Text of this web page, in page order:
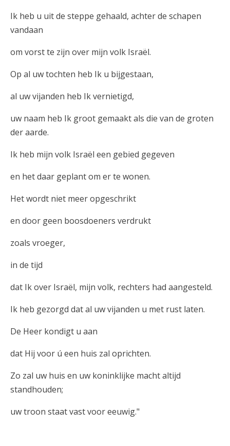
Ik heb u uit de steppe gehaald, achter de schapen
vandaan
om vorst te zijn over mijn volk Israël.
Op al uw tochten heb Ik u bijgestaan,
al uw vijanden heb Ik vernietigd,
uw naam heb Ik groot gemaakt als die van de groten
der aarde.
Ik heb mijn volk Israël een gebied gegeven
en het daar geplant om er te wonen.
Het wordt niet meer opgeschrikt
en door geen boosdoeners verdrukt
zoals vroeger,
in de tijd
dat Ik over Israël, mijn volk, rechters had aangesteld.
Ik heb gezorgd dat al uw vijanden u met rust laten.
De Heer kondigt u aan
dat Hij voor ú een huis zal oprichten.
Zo zal uw huis en uw koninklijke macht altijd
standhouden;
uw troon staat vast voor eeuwig."